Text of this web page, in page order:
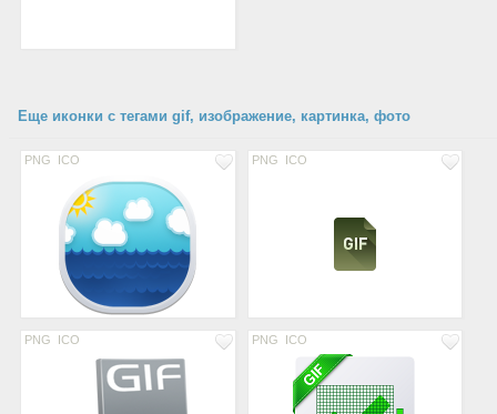
Еще иконки с тегами gif, изображение, картинка, фото
PNG ICO PNG ICO
PNG ICO PNG ICO